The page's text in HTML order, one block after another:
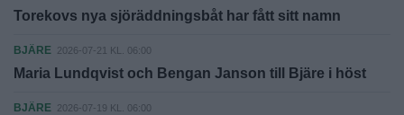
Torekovs nya sjöräddningsbåt har fått sitt namn
BJÄRE 2026-07-21 KL. 06:00
Maria Lundqvist och Bengan Janson till Bjäre i höst
BJÄRE 2026-07-19 KL. 06:00